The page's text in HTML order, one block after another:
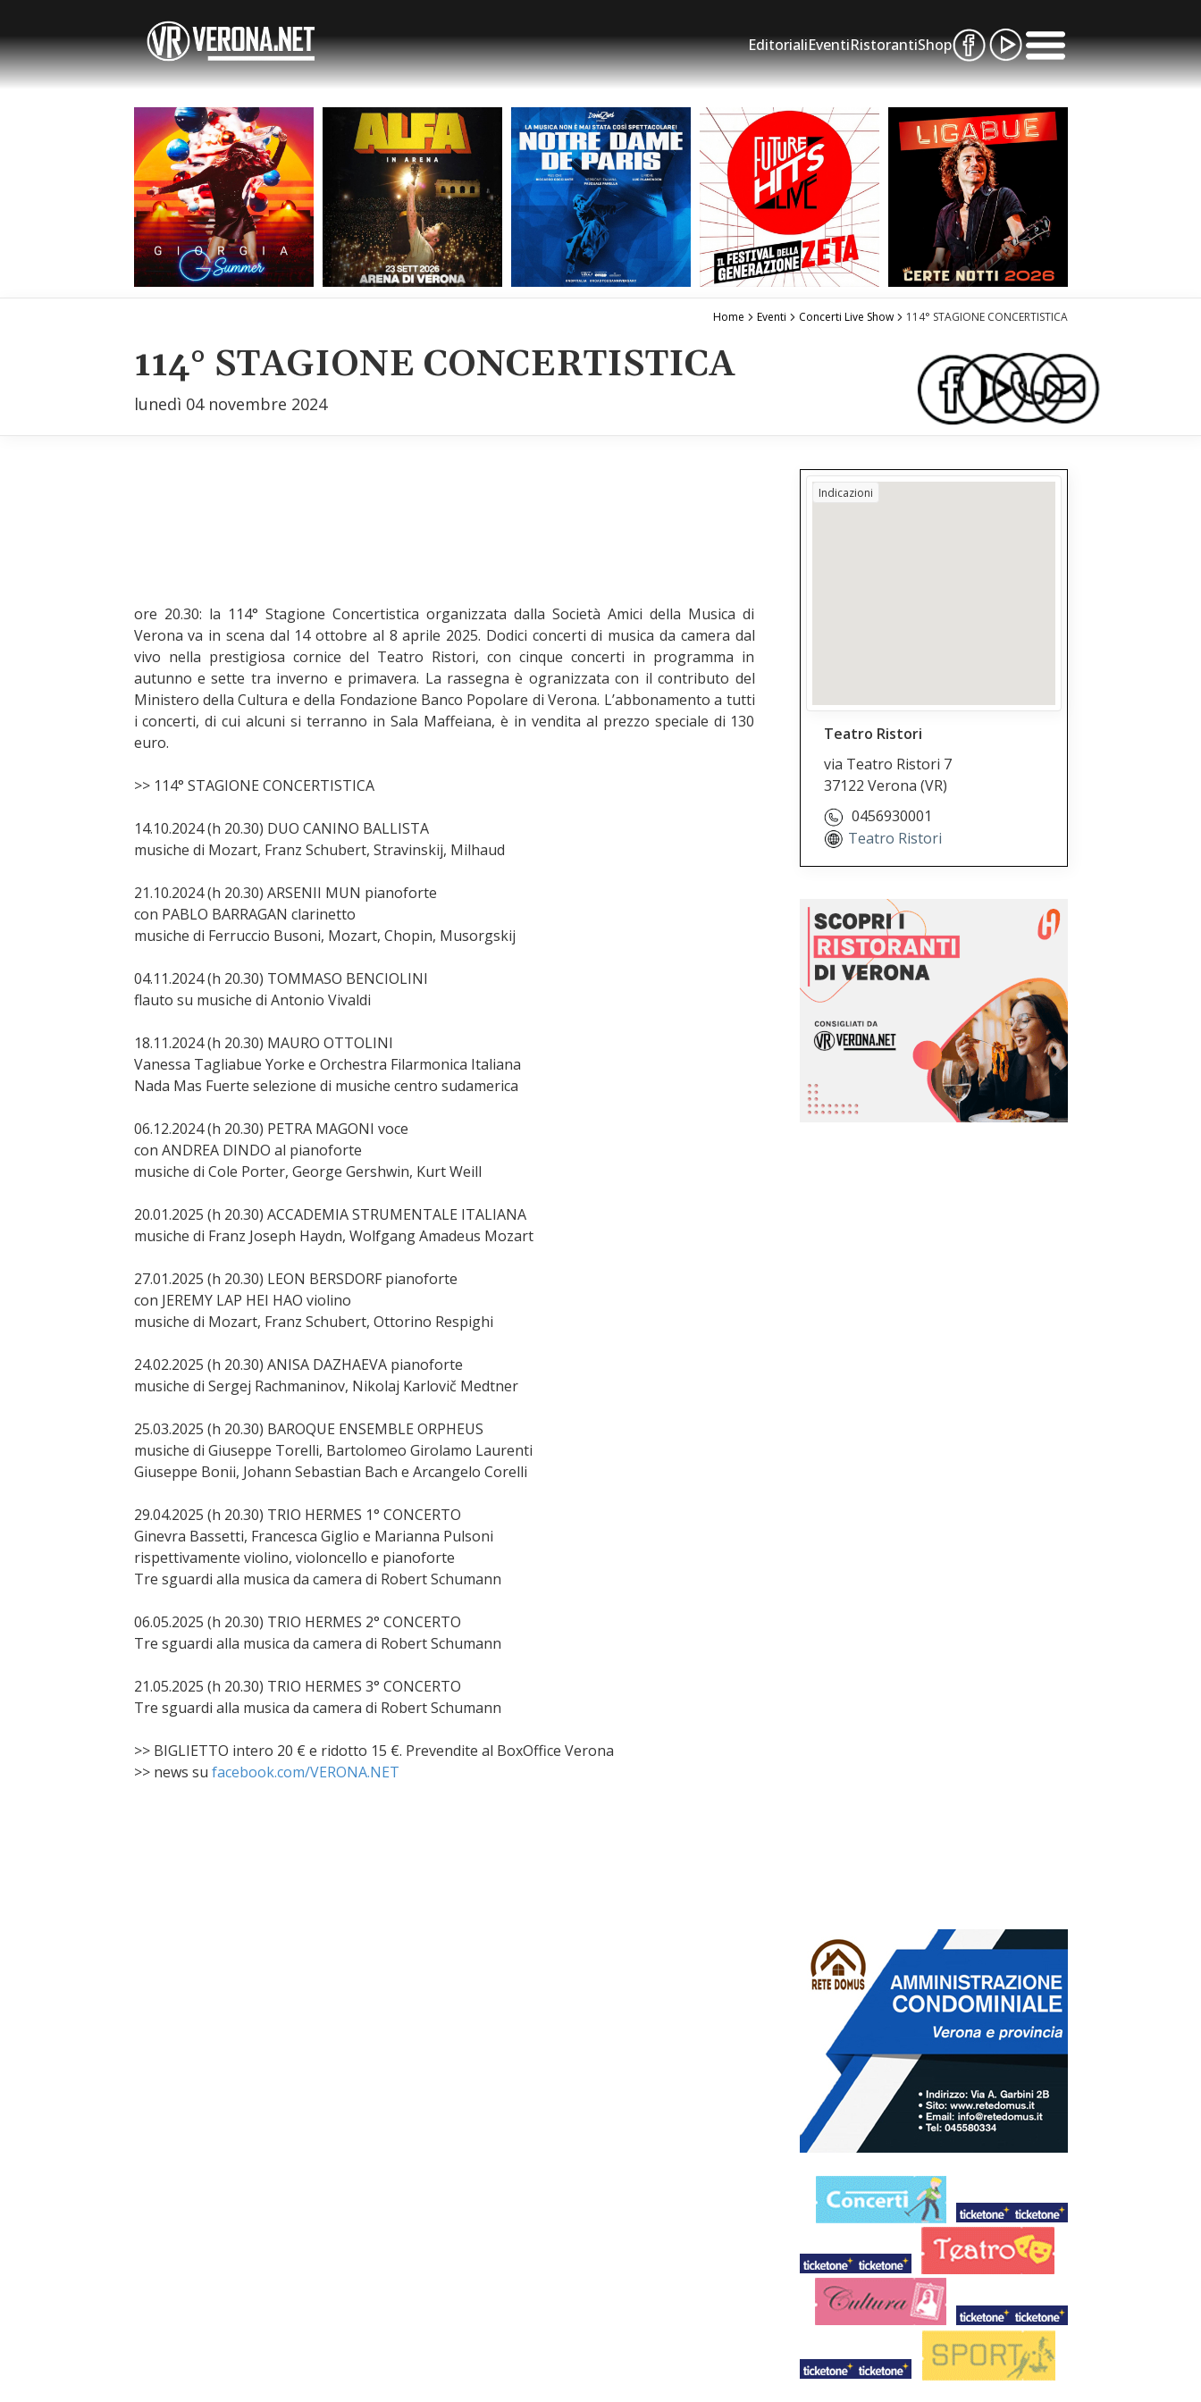
EditorialiEventiRistorantiShop
Home Eventi Concerti Live Show 114° STAGIONE CONCERTISTICA
114° STAGIONE CONCERTISTICA
lunedì 04 novembre 2024
ore 20.30: la 114° Stagione Concertistica organizzata dalla Società Amici della Musica di
Verona va in scena dal 14 ottobre al 8 aprile 2025. Dodici concerti di musica da camera dal
vivo nella prestigiosa cornice del Teatro Ristori, con cinque concerti in programma in
autunno e sette tra inverno e primavera. La rassegna è ogranizzata con il contributo del
Ministero della Cultura e della Fondazione Banco Popolare di Verona. L’abbonamento a tutti
i concerti, di cui alcuni si terranno in Sala Maffeiana, è in vendita al prezzo speciale di 130
euro.
>> 114° STAGIONE CONCERTISTICA
14.10.2024 (h 20.30) DUO CANINO BALLISTA
musiche di Mozart, Franz Schubert, Stravinskij, Milhaud
21.10.2024 (h 20.30) ARSENII MUN pianoforte
con PABLO BARRAGAN clarinetto
musiche di Ferruccio Busoni, Mozart, Chopin, Musorgskij
04.11.2024 (h 20.30) TOMMASO BENCIOLINI
flauto su musiche di Antonio Vivaldi
18.11.2024 (h 20.30) MAURO OTTOLINI
Vanessa Tagliabue Yorke e Orchestra Filarmonica Italiana
Nada Mas Fuerte selezione di musiche centro sudamerica
06.12.2024 (h 20.30) PETRA MAGONI voce
con ANDREA DINDO al pianoforte
musiche di Cole Porter, George Gershwin, Kurt Weill
20.01.2025 (h 20.30) ACCADEMIA STRUMENTALE ITALIANA
musiche di Franz Joseph Haydn, Wolfgang Amadeus Mozart
27.01.2025 (h 20.30) LEON BERSDORF pianoforte
con JEREMY LAP HEI HAO violino
musiche di Mozart, Franz Schubert, Ottorino Respighi
24.02.2025 (h 20.30) ANISA DAZHAEVA pianoforte
musiche di Sergej Rachmaninov, Nikolaj Karlovič Medtner
25.03.2025 (h 20.30) BAROQUE ENSEMBLE ORPHEUS
musiche di Giuseppe Torelli, Bartolomeo Girolamo Laurenti
Giuseppe Bonii, Johann Sebastian Bach e Arcangelo Corelli
29.04.2025 (h 20.30) TRIO HERMES 1° CONCERTO
Ginevra Bassetti, Francesca Giglio e Marianna Pulsoni
rispettivamente violino, violoncello e pianoforte
Tre sguardi alla musica da camera di Robert Schumann
06.05.2025 (h 20.30) TRIO HERMES 2° CONCERTO
Tre sguardi alla musica da camera di Robert Schumann
21.05.2025 (h 20.30) TRIO HERMES 3° CONCERTO
Tre sguardi alla musica da camera di Robert Schumann
>> BIGLIETTO intero 20 € e ridotto 15 €. Prevendite al BoxOffice Verona
>> news su facebook.com/VERONA.NET
Indicazioni
Teatro Ristori
via Teatro Ristori 7
37122 Verona (VR)
0456930001
Teatro Ristori